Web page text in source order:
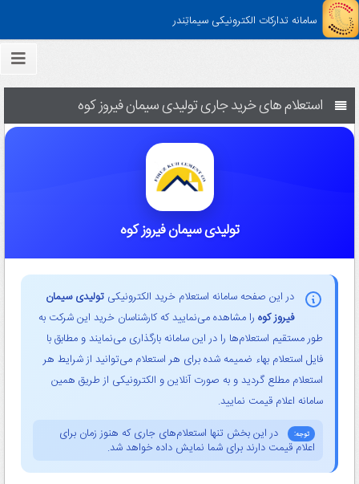
سامانه تدارکات الکترونیکی سیماتِندر
استعلام های خرید جاری تولیدی سیمان فیروز کوه
تولیدی سیمان فیروز کوه
در این صفحه سامانه استعلام خرید الکترونیکی تولیدی سیمان
فیروز کوه را مشاهده می‌نمایید که کارشناسان خرید این شرکت به
طور مستقیم استعلام‌ها را در این سامانه بارگذاری می‌نمایند و مطابق با
فایل استعلام بهاء ضمیمه شده برای هر استعلام می‌توانید از شرایط هر
استعلام مطلع گردید و به صورت آنلاین و الکترونیکی از طریق همین
سامانه اعلام قیمت نمایید.
توجه:
در این بخش تنها استعلام‌های جاری که هنوز زمان برای
اعلام قیمت دارند برای شما نمایش داده خواهد شد.